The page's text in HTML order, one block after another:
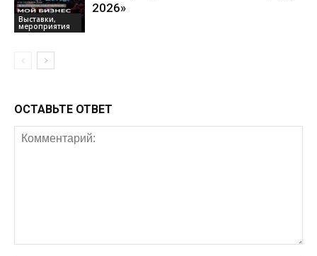
Выставки,
мероприятия
2026»
ОСТАВЬТЕ ОТВЕТ